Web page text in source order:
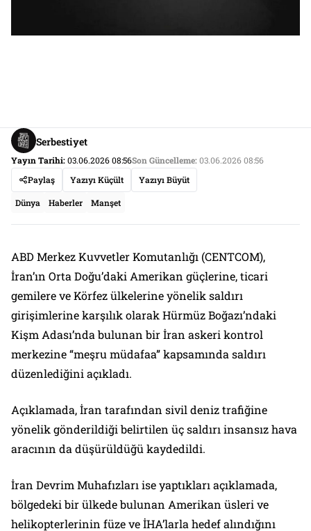
Serbestiyet
Yayın Tarihi:03.06.2026 08:56Son Güncelleme:03.06.2026 08:56
Paylaş
Yazıyı Küçült Yazıyı Büyüt
Dünya Haberler Manşet
ABD Merkez Kuvvetler Komutanlığı (CENTCOM),
İran’ın Orta Doğu’daki Amerikan güçlerine, ticari
gemilere ve Körfez ülkelerine yönelik saldırı
girişimlerine karşılık olarak Hürmüz Boğazı’ndaki
Kişm Adası’nda bulunan bir İran askeri kontrol
merkezine “meşru müdafaa” kapsamında saldırı
düzenlediğini açıkladı.
Açıklamada, İran tarafından sivil deniz trafiğine
yönelik gönderildiği belirtilen üç saldırı insansız hava
aracının da düşürüldüğü kaydedildi.
İran Devrim Muhafızları ise yaptıkları açıklamada,
bölgedeki bir ülkede bulunan Amerikan üsleri ve
helikopterlerinin füze ve İHA’larla hedef alındığını